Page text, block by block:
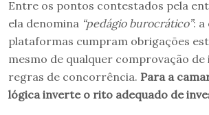
Entre os pontos contestados pela
ela denomina “pedágio burocrático”: a
plataformas cumpram obrigações
mesmo de qualquer comprovação de
regras de concorrência. Para a
lógica inverte o rito adequado de